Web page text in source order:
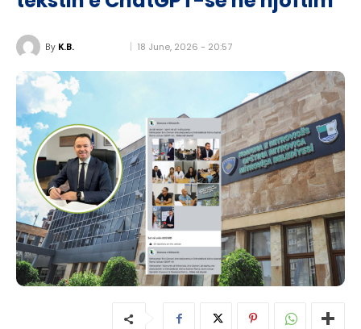
By K.B. 18 June, 2026 - 20:57